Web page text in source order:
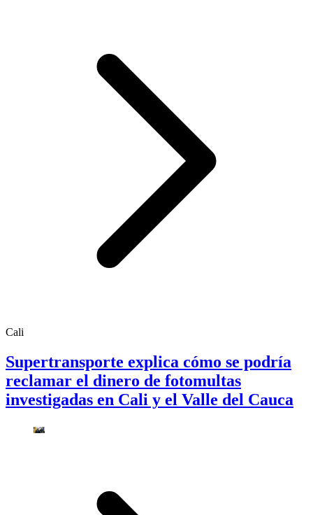
Cali
Supertransporte explica cómo se podría
reclamar el dinero de fotomultas
investigadas en Cali y el Valle del Cauca